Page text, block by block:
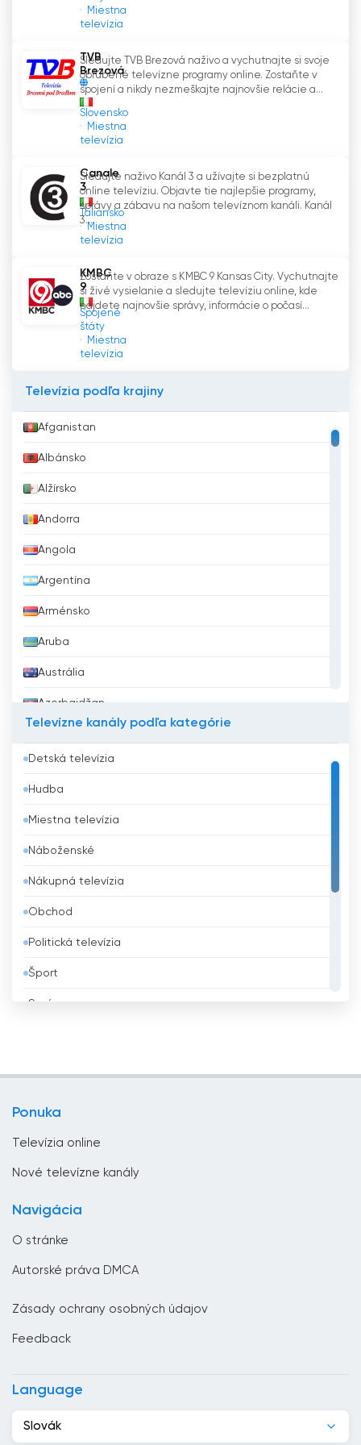
historickému a umeleckému dedičstvu.
prostredníctvom živého vysielania z webu je
pre divákov veľkou výhodou. To znamená, že
ktokoľvek a kdekoľvek na svete si môže
vychutnať programy ponúkané týmto lokálnym
vysielateľom.
TV Siena Sledujte živé vysielanie teraz
online
Miestna
televízia
TVB
Brezová
Slovensko
Miestna
televízia
Sledujte TVB Brezová naživo a vychutnajte si svoje
obľúbené televízne programy online. Zostaňte v
spojení a nikdy nezmeškajte najnovšie relácie a...
Canale
3
Taliansko
Miestna
televízia
Sledujte naživo Kanál 3 a užívajte si bezplatnú
online televíziu. Objavte tie najlepšie programy,
správy a zábavu na našom televíznom kanáli. Kanál
3...
KMBC
9
Spojené
štáty
Miestna
televízia
Zostaňte v obraze s KMBC 9 Kansas City. Vychutnajte
si živé vysielanie a sledujte televíziu online, kde
nájdete najnovšie správy, informácie o počasí...
Televízia podľa krajiny
Afganistan
Albánsko
Alžírsko
Andorra
Angola
Argentína
Arménsko
Aruba
Austrália
Azerbajdžan
Bangladéš
Barbados
Belgicko
Belize
Benin
Bhután
Bielorusko
Bolívia
Cyprus
Dánsko
Televízne kanály podľa kategórie
Detská televízia
Hudba
Miestna televízia
Náboženské
Nákupná televízia
Obchod
Politická televízia
Šport
Správy
Ponuka
Televízia online
Nové televízne kanály
Navigácia
O stránke
Autorské práva DMCA
Zásady ochrany osobných údajov
Feedback
Language
Slovák